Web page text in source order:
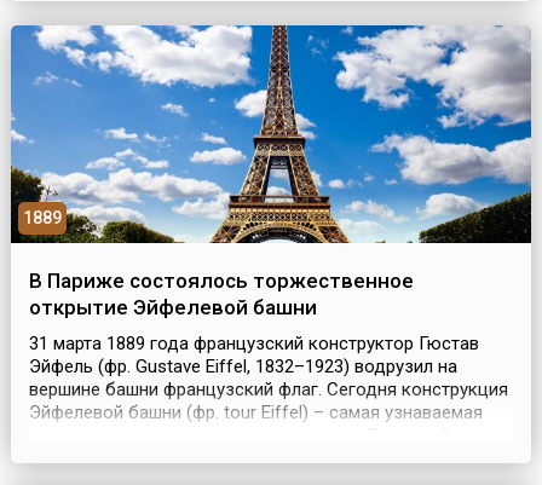
сумел собрать нов...
1889
В Париже состоялось торжественное
открытие Эйфелевой башни
31 марта 1889 года французский конструктор Гюстав
Эйфель (фр. Gustave Eiffel, 1832–1923) водрузил на
вершине башни французский флаг. Сегодня конструкция
Эйфелевой башни (фр. tour Eiffel) – самая узнаваемая
известна во всем мире как символ Франции. Сам же